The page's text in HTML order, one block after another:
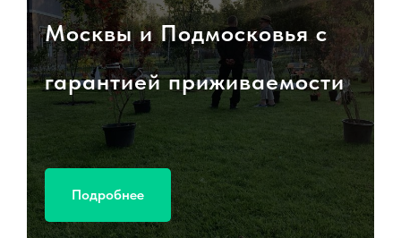
Москвы и Подмосковья с
гарантией приживаемости
Подробнее